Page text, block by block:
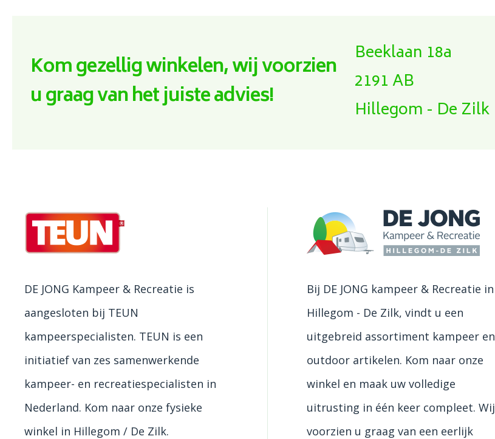
Kom gezellig winkelen, wij voorzien
u graag van het juiste advies!
Beeklaan 18a
2191 AB
Hillegom - De Zilk
DE JONG Kampeer & Recreatie is
aangesloten bij TEUN
kampeerspecialisten. TEUN is een
initiatief van zes samenwerkende
kampeer- en recreatiespecialisten in
Nederland. Kom naar onze fysieke
winkel in Hillegom / De Zilk.
Bij DE JONG kampeer & Recreatie in
Hillegom - De Zilk, vindt u een
uitgebreid assortiment kampeer en
outdoor artikelen. Kom naar onze
winkel en maak uw volledige
uitrusting in één keer compleet. Wij
voorzien u graag van een eerlijk